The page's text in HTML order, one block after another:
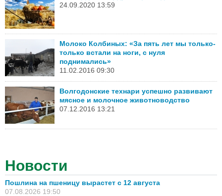
24.09.2020 13:59
Молоко Колбиных: «За пять лет мы только-
только встали на ноги, с нуля
поднимались»
11.02.2016 09:30
Волгодонские технари успешно развивают
мясное и молочное животноводство
07.12.2016 13:21
Новости
Пошлина на пшеницу вырастет с 12 августа
07.08.2026 19:50